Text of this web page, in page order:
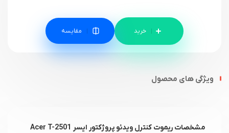
مقایسه
ویژگی های محصول
مشخصات ریموت کنترل ویدئو پروژکتور ایسر Acer T-2501